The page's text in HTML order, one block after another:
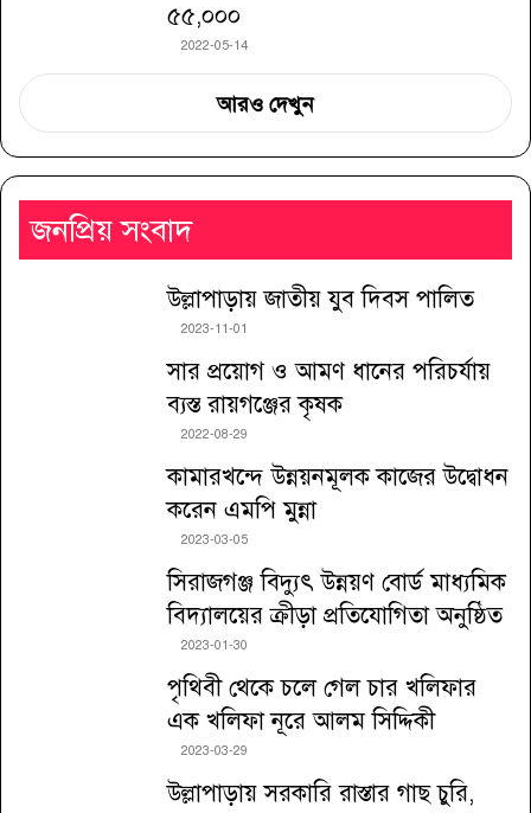
৫৫,০০০
2022-05-14
আরও দেখুন
জনপ্রিয় সংবাদ
উল্লাপাড়ায় জাতীয় যুব দিবস পালিত
2023-11-01
সার প্রয়োগ ও আমণ ধানের পরিচর্যায়
ব্যস্ত রায়গঞ্জের কৃষক
2022-08-29
কামারখন্দে উন্নয়নমূলক কাজের উদ্বোধন
করেন এমপি মুন্না
2023-03-05
সিরাজগঞ্জ বিদ্যুৎ উন্নয়ণ বোর্ড মাধ্যমিক
বিদ্যালয়ের ক্রীড়া প্রতিযোগিতা অনুষ্ঠিত
2023-01-30
পৃথিবী থেকে চলে গেল চার খলিফার
এক খলিফা নূরে আলম সিদ্দিকী
2023-03-29
উল্লাপাড়ায় সরকারি রাস্তার গাছ চুরি,